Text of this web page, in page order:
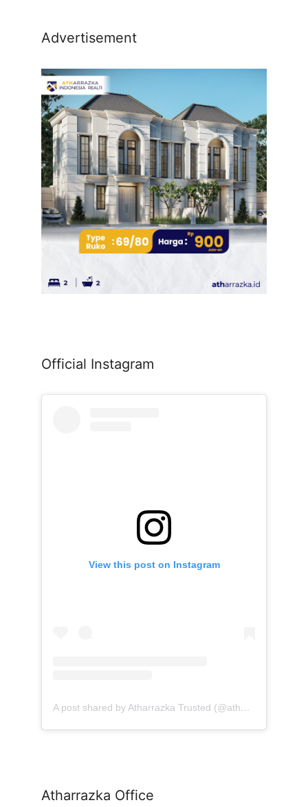
Advertisement
Official Instagram
View this post on Instagram
A post shared by Atharrazka Trusted (@atharrazka.agency)
Atharrazka Office